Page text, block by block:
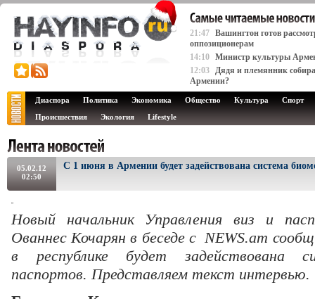
21:47 Вашингтон готов
оппозиционерам
14:10 Министр культуры
12:03 Дядя и племянник
Армении?
Диаспора Политика Экономика Общество Культура
Спорт
Происшествия
Экология Lifestyle
05.02.12
02:50
С 1 июня в Армении будет задействована система
Новый начальник Управления виз и
Ованнес Кочарян в беседе с NEWS.am
в республике будет задействована
паспортов. Представляем текст интервью.